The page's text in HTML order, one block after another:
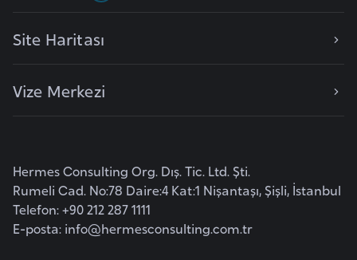
Site Haritası
Vize Merkezi
Hermes Consulting Org. Dış. Tic. Ltd. Şti.
Rumeli Cad. No:78 Daire:4 Kat:1 Nişantaşı, Şişli, İstanbul
Telefon: +90 212 287 1111
E-posta: info@hermesconsulting.com.tr
t
r
k
i
n